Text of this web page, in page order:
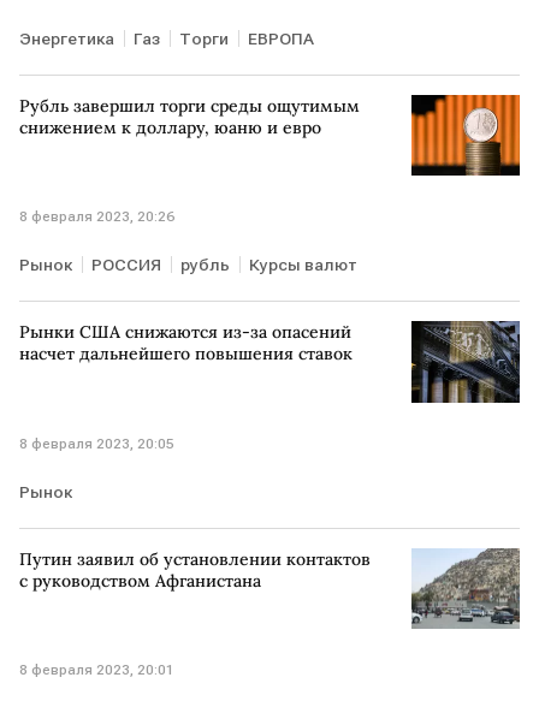
Энергетика Газ Торги ЕВРОПА
Рубль завершил торги среды ощутимым
снижением к доллару, юаню и евро
8 февраля 2023, 20:26
Рынок РОССИЯ рубль Курсы валют
Рынки США снижаются из-за опасений
насчет дальнейшего повышения ставок
8 февраля 2023, 20:05
Рынок
Путин заявил об установлении контактов
с руководством Афганистана
8 февраля 2023, 20:01